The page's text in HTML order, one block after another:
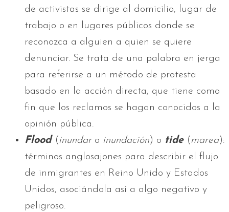
de activistas se dirige al domicilio, lugar de
trabajo o en lugares públicos donde se
reconozca a alguien a quien se quiere
denunciar. Se trata de una palabra en jerga
para referirse a un método de protesta
basado en la acción directa, que tiene como
fin que los reclamos se hagan conocidos a la
opinión pública.
Flood ( inundaro inundación) o tide( marea):
términos anglosajones para describir el flujo
de inmigrantes en Reino Unido y Estados
Unidos, asociándola así a algo negativo y
peligroso.